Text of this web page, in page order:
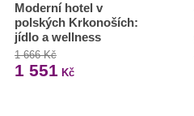
Moderní hotel v
polských Krkonoších:
jídlo a wellness
1 666 Kč
1 551 Kč